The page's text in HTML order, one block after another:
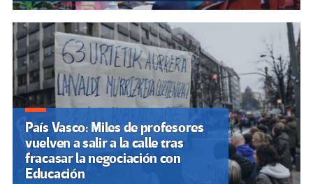
País Vasco: Miles de profesores
vuelven a salir a la calle tras
fracasar la negociación con
Educación